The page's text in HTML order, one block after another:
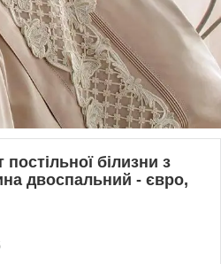
білизни з
двоспальний - євро,